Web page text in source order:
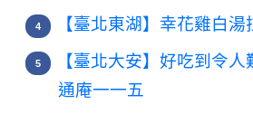
【臺北東湖】幸花雞白
【臺北大安】好吃到令
通庵一一五